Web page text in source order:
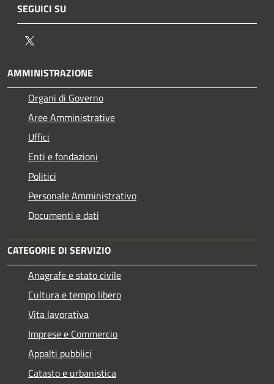
SEGUICI SU
AMMINISTRAZIONE
Organi di Governo
Aree Amministrative
Uffici
Enti e fondazioni
Politici
Personale Amministrativo
Documenti e dati
CATEGORIE DI SERVIZIO
Anagrafe e stato civile
Cultura e tempo libero
Vita lavorativa
Imprese e Commercio
Appalti pubblici
Catasto e urbanistica